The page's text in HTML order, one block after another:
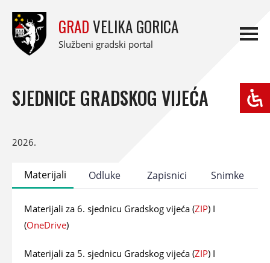
GRADVELIKA GORICA
Službeni gradski portal
SJEDNICE GRADSKOG VIJEĆA
2026.
Materijali Odluke Zapisnici Snimke
Materijali za 6. sjednicu Gradskog vijeća (ZIP) I
(OneDrive)
Materijali za 5. sjednicu Gradskog vijeća (ZIP) I